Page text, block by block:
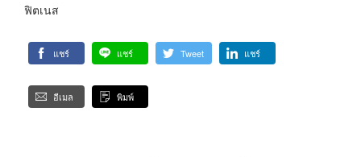
ฟิตเนส
แชร์ แชร์ Tweet แชร์
อีเมล พิมพ์